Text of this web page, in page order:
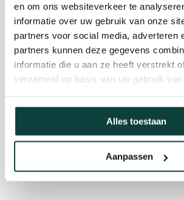
en om ons websiteverkeer te
informatie over uw gebruik van onze
partners voor social media, adverteren
partners kunnen deze gegevens
informatie die u aan ze heeft verstrekt
verzameld op basis van uw gebruik
Alles toestaan
Aanpassen
Kunnen we je helpen?
085-2121757
Hovenier of klusbedrijf? Neem contact